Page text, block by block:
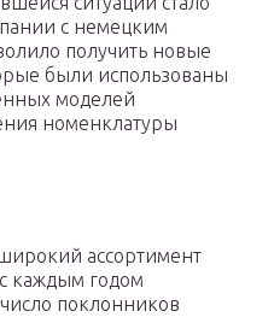
с немецким
получить новые
были использованы
моделей
номенклатуры
ассортимент
каждым годом
поклонников